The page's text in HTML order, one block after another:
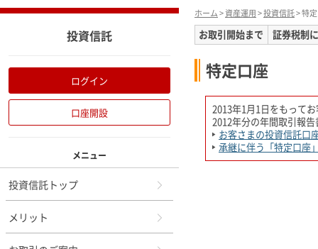
ホーム>資産運用>投資信託> 特
お取引開始まで 証券税制
特定口座
2013年1月1日をもって
2012年分の年間取引報
お客さまの投資信託口
承継に伴う「特定口座
投資信託
ログイン
口座開設
メニュー
投資信託トップ
メリット